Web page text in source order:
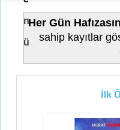
n
ü
Her Gün
sahip kayıtlar
İlk